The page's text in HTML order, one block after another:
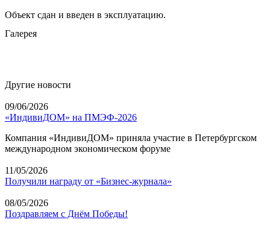
Объект сдан и введен в эксплуатацию.
Галерея
Другие новости
09/06/2026
«ИндивиДОМ» на ПМЭФ-2026
Компания «ИндивиДОМ» приняла участие в Петербургском
международном экономическом форуме
11/05/2026
Получили награду от «Бизнес-журнала»
08/05/2026
Поздравляем с Днём Победы!